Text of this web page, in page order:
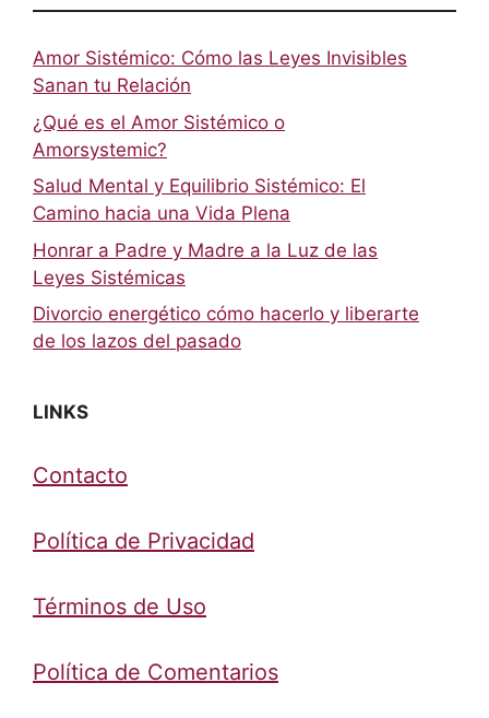
Amor Sistémico: Cómo las Leyes Invisibles
Sanan tu Relación
¿Qué es el Amor Sistémico o
Amorsystemic?
Salud Mental y Equilibrio Sistémico: El
Camino hacia una Vida Plena
Honrar a Padre y Madre a la Luz de las
Leyes Sistémicas
Divorcio energético cómo hacerlo y liberarte
de los lazos del pasado
LINKS
Contacto
Política de Privacidad
Términos de Uso
Política de Comentarios